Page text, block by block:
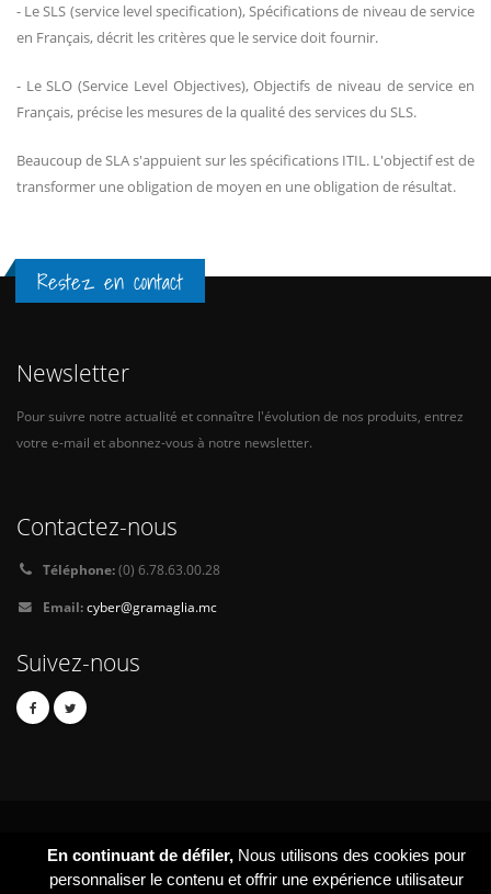
- Le SLS (service level specification), Spécifications de niveau de service
en Français, décrit les critères que le service doit fournir.
- Le SLO (Service Level Objectives), Objectifs de niveau de service en
Français, précise les mesures de la qualité des services du SLS.
Beaucoup de SLA s'appuient sur les spécifications ITIL. L'objectif est de
transformer une obligation de moyen en une obligation de résultat.
Restez en contact
Newsletter
Pour suivre notre actualité et connaître l'évolution de nos produits, entrez
votre e-mail et abonnez-vous à notre newsletter.
Contactez-nous
Téléphone:(0) 6.78.63.00.28
Email:cyber@gramaglia.mc
Suivez-nous
En continuant de défiler, Nous utilisons des cookies pour
personnaliser le contenu et offrir une expérience utilisateur